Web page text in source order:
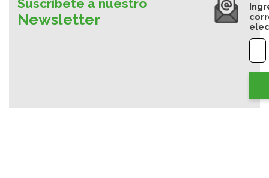
Suscríbete a nuestro
Newsletter